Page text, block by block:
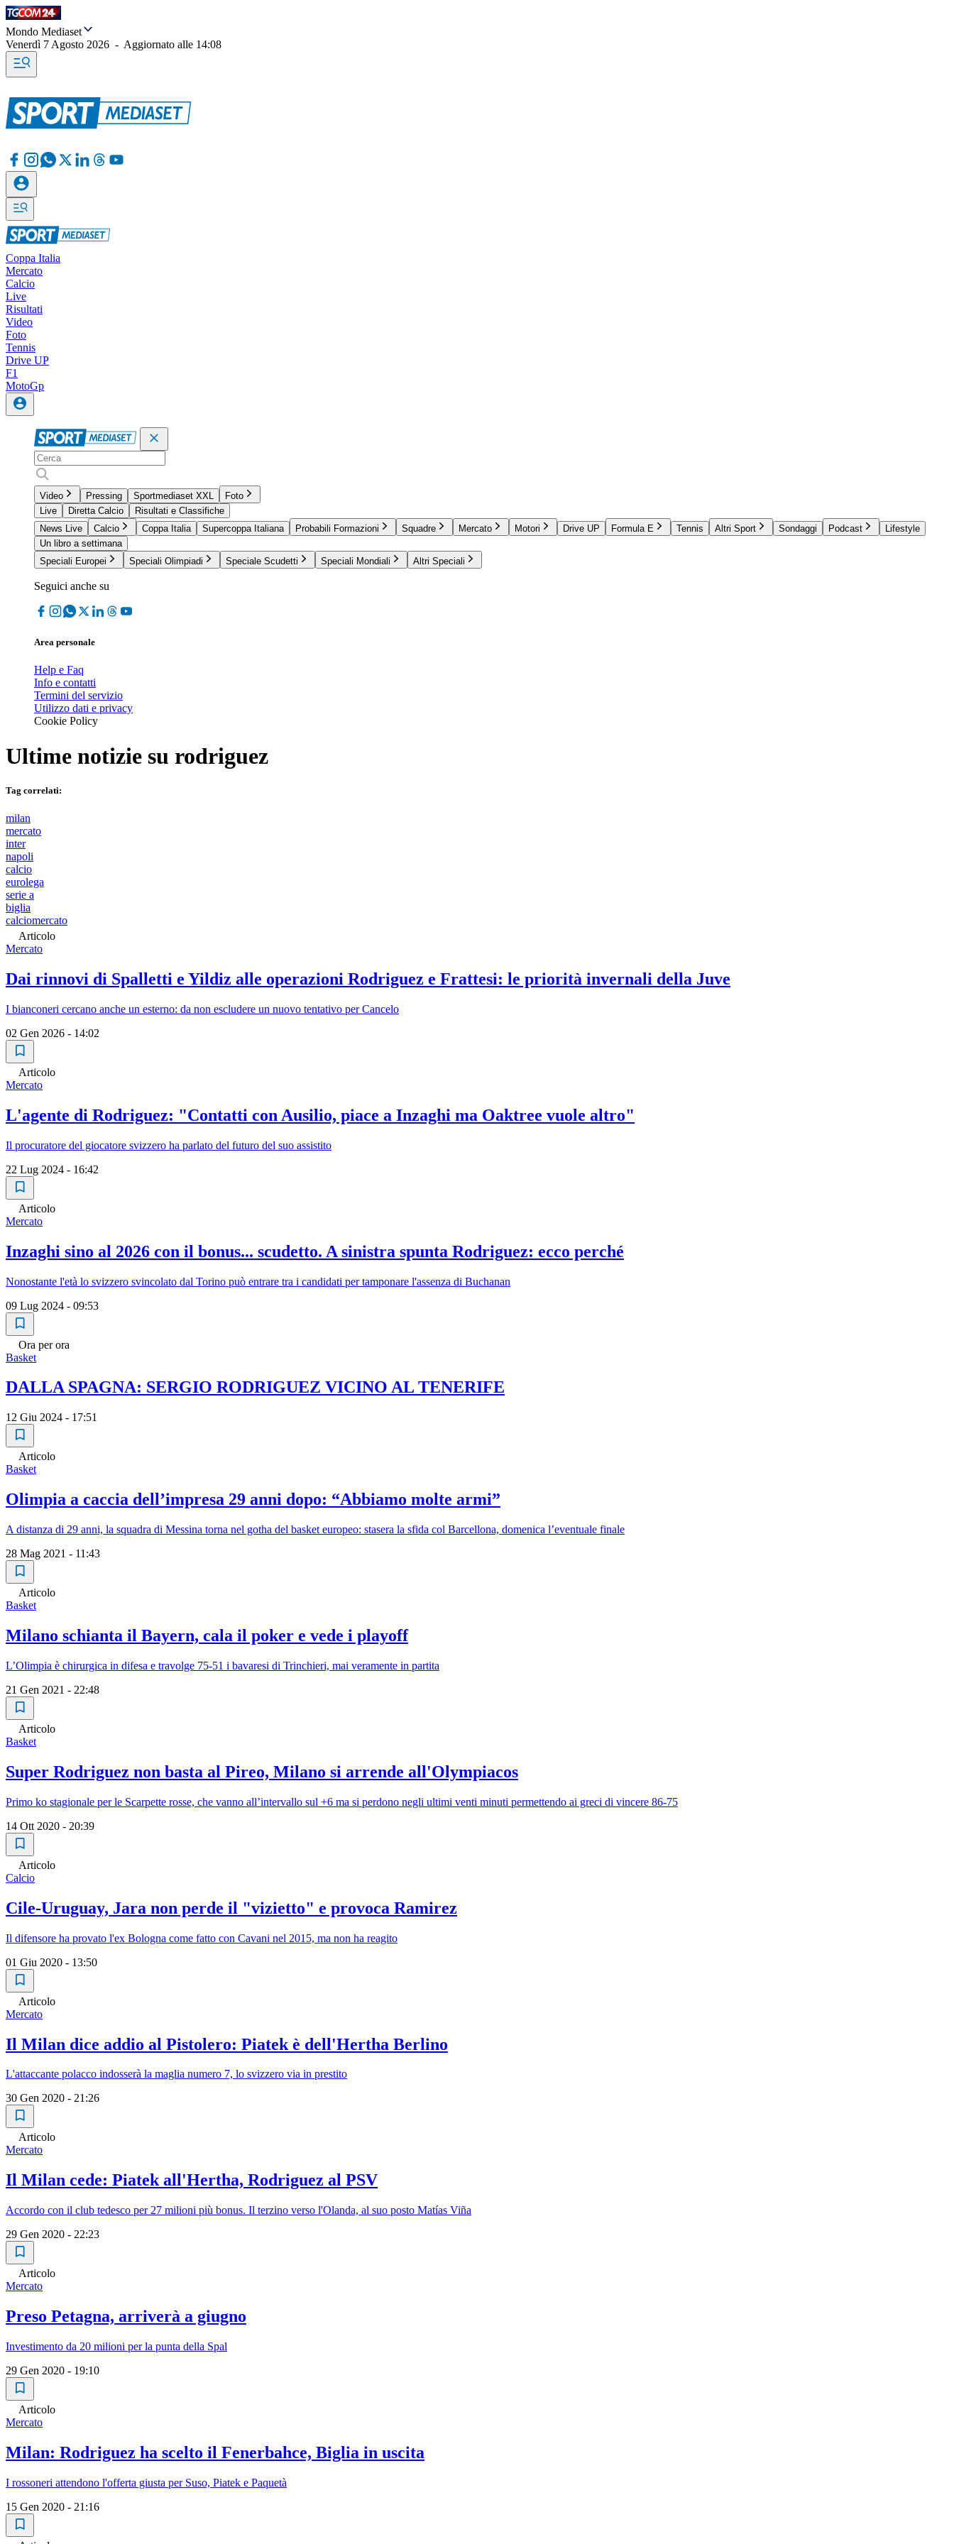
Mondo Mediaset
Venerdì 7 Agosto 2026 - Aggiornato alle 14:08
Coppa Italia
Mercato
Calcio
Live
Risultati
Video
Foto
Tennis
Drive UP
F1
MotoGp
Video Pressing Sportmediaset XXL
Foto
Live
Diretta Calcio
Risultati e Classifiche
News Live
Calcio Coppa Italia Supercoppa Italiana Probabili Formazioni Squadre Mercato Motori Drive UP Formula E Tennis Altri Sport Sondaggi Podcast
Lifestyle
Un libro a settimana
Speciali Europei
Speciali Olimpiadi Speciale Scudetti Speciali Mondiali Altri Speciali
Seguici anche su
Area personale
Help e Faq
Info e contatti
Termini del servizio
Utilizzo dati e privacy
Cookie Policy
Ultime notizie su rodriguez
Tag correlati:
milan
mercato
inter
napoli
calcio
eurolega
serie a
biglia
calciomercato
Articolo
Mercato
Dai rinnovi di Spalletti e Yildiz alle operazioni Rodriguez e Frattesi: le priorità invernali della Juve
I bianconeri cercano anche un esterno: da non escludere un nuovo tentativo per Cancelo
02 Gen 2026 - 14:02
Articolo
Mercato
L'agente di Rodriguez: "Contatti con Ausilio, piace a Inzaghi ma Oaktree vuole altro"
Il procuratore del giocatore svizzero ha parlato del futuro del suo assistito
22 Lug 2024 - 16:42
Articolo
Mercato
Inzaghi sino al 2026 con il bonus... scudetto. A sinistra spunta Rodriguez: ecco perché
Nonostante l'età lo svizzero svincolato dal Torino può entrare tra i candidati per tamponare l'assenza di Buchanan
09 Lug 2024 - 09:53
Ora per ora
Basket
DALLA SPAGNA: SERGIO RODRIGUEZ VICINO AL TENERIFE
12 Giu 2024 - 17:51
Articolo
Basket
Olimpia a caccia dell’impresa 29 anni dopo: “Abbiamo molte armi”
A distanza di 29 anni, la squadra di Messina torna nel gotha del basket europeo: stasera la sfida col Barcellona, domenica l’eventuale finale
28 Mag 2021 - 11:43
Articolo
Basket
Milano schianta il Bayern, cala il poker e vede i playoff
L’Olimpia è chirurgica in difesa e travolge 75-51 i bavaresi di Trinchieri, mai veramente in partita
21 Gen 2021 - 22:48
Articolo
Basket
Super Rodriguez non basta al Pireo, Milano si arrende all'Olympiacos
Primo ko stagionale per le Scarpette rosse, che vanno all’intervallo sul +6 ma si perdono negli ultimi venti minuti permettendo ai greci di vincere 86-75
14 Ott 2020 - 20:39
Articolo
Calcio
Cile-Uruguay, Jara non perde il "vizietto" e provoca Ramirez
Il difensore ha provato l'ex Bologna come fatto con Cavani nel 2015, ma non ha reagito
01 Giu 2020 - 13:50
Articolo
Mercato
Il Milan dice addio al Pistolero: Piatek è dell'Hertha Berlino
L'attaccante polacco indosserà la maglia numero 7, lo svizzero via in prestito
30 Gen 2020 - 21:26
Articolo
Mercato
Il Milan cede: Piatek all'Hertha, Rodriguez al PSV
Accordo con il club tedesco per 27 milioni più bonus. Il terzino verso l'Olanda, al suo posto Matías Viña
29 Gen 2020 - 22:23
Articolo
Mercato
Preso Petagna, arriverà a giugno
Investimento da 20 milioni per la punta della Spal
29 Gen 2020 - 19:10
Articolo
Mercato
Milan: Rodriguez ha scelto il Fenerbahce, Biglia in uscita
I rossoneri attendono l'offerta giusta per Suso, Piatek e Paquetà
15 Gen 2020 - 21:16